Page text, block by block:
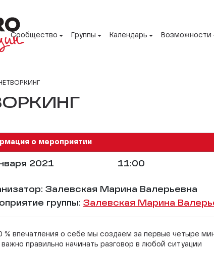
Сообщество Группы Календарь Возможности
НЕТВОРКИНГ
о мероприятии
2021 11:00
Залевская Марина Валерьевна
группы: Залевская Марина
% впечатления о себе мы создаем за первые четыре
важно правильно начинать разговор в любой ситуации